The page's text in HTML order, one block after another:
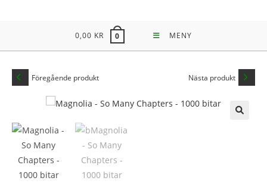
0,00 KR 0 MENY
Föregående produkt Nästa produkt